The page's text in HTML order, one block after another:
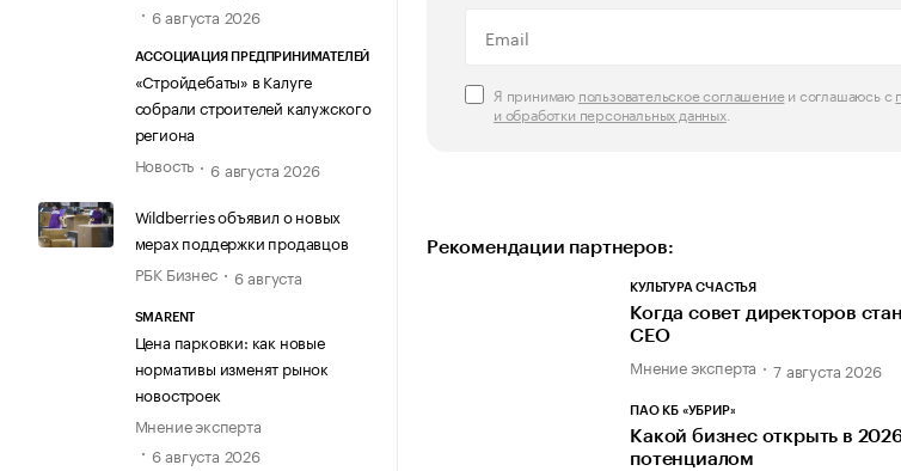
6 августа 2026
АССОЦИАЦИЯ ПРЕДПРИНИМАТЕЛЕЙ
«Стройдебаты» в Калуге
собрали строителей калужского
региона
Новость
6 августа 2026
Wildberries объявил о новых
мерах поддержки продавцов
РБК Бизнес
6 августа
SMARENT
Цена парковки: как новые
нормативы изменят рынок
новостроек
Мнение эксперта
6 августа 2026
Я принимаю пользовательское соглашениеи соглашаюсь с
и обработки персональных данных.
Рекомендации партнеров:
КУЛЬТУРА СЧАСТЬЯ
Когда совет директоров
CEO
Мнение эксперта 7 августа 2026
ПАО КБ «УБРИР»
Какой бизнес открыть в
потенциалом